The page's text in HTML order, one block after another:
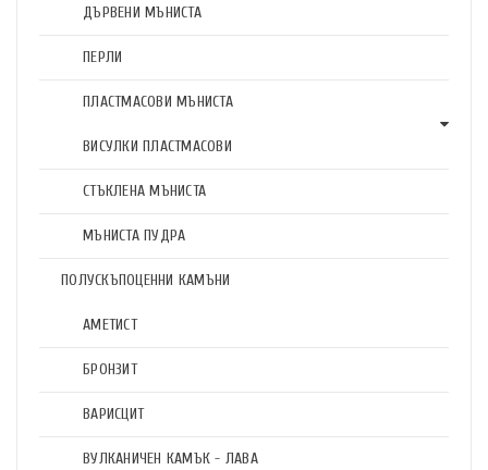
ДЪРВЕНИ МЪНИСТА
ПЕРЛИ
ПЛАСТМАСОВИ МЪНИСТА
ВИСУЛКИ ПЛАСТМАСОВИ
СТЪКЛЕНА МЪНИСТА
МЪНИСТА ПУДРА
ПОЛУСКЪПОЦЕННИ КАМЪНИ
АМЕТИСТ
БРОНЗИТ
ВАРИСЦИТ
ВУЛКАНИЧЕН КАМЪК - ЛАВА